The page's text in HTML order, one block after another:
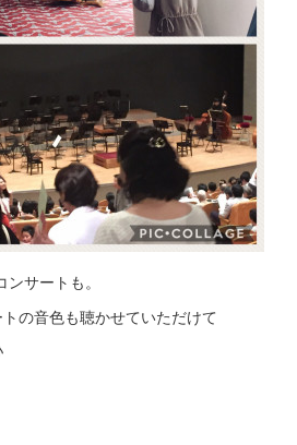
サートも。
の音色も聴かせていただけて